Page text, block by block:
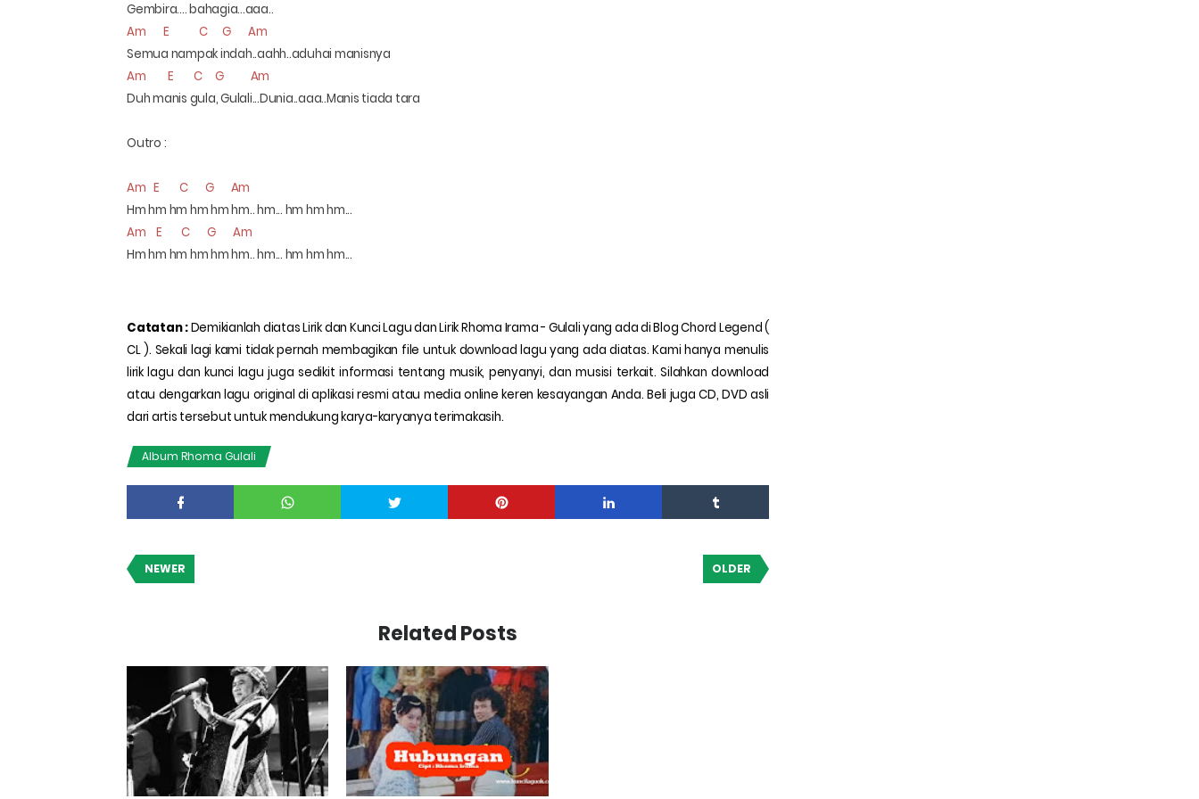
Gembira.... bahagia...aaa..
Am
E C G
Am
Semua nampak indah..aahh..aduhai manisnya
Am
E C G
Am
Duh manis gula, Gulali...Dunia..aaa..Manis tiada tara
Outro :
Am E C G
Am
Hm hm hm hm hm hm.. hm... hm hm hm...
Am
E C G
Am
Hm hm hm hm hm hm.. hm... hm hm hm...
Catatan :Demikianlah diatas Lirik dan Kunci Lagu dan Lirik Rhoma Irama - Gulali yang ada di Blog Chord Legend (
CL ). Sekali lagi kami tidak pernah membagikan file untuk download lagu yang ada diatas. Kami hanya menulis
lirik lagu dan kunci lagu juga sedikit informasi tentang musik, penyanyi, dan musisi terkait. Silahkan download
atau dengarkan lagu original di aplikasi resmi atau media online keren kesayangan Anda. Beli juga CD, DVD asli
dari artis tersebut untuk mendukung karya-karyanya terimakasih.
Album Rhoma Gulali
NEWER OLDER
Related Posts